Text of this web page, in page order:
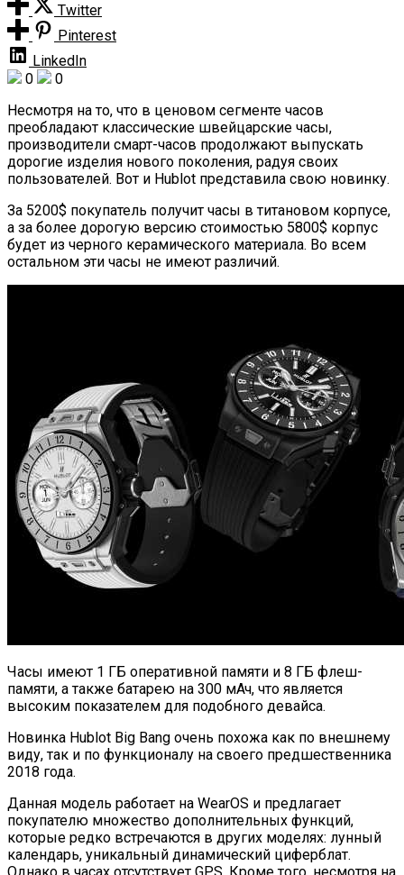
Twitter
Pinterest
LinkedIn
0
0
Несмотря на то, что в ценовом сегменте часов
преобладают классические швейцарские часы,
производители смарт-часов продолжают выпускать
дорогие изделия нового поколения, радуя своих
пользователей. Вот и Hublot представила свою новинку.
За 5200$ покупатель получит часы в титановом корпусе,
а за более дорогую версию стоимостью 5800$ корпус
будет из черного керамического материала. Во всем
остальном эти часы не имеют различий.
Часы имеют 1 ГБ оперативной памяти и 8 ГБ флеш-
памяти, а также батарею на 300 мАч, что является
высоким показателем для подобного девайса.
Новинка Hublot Big Bang очень похожа как по внешнему
виду, так и по функционалу на своего предшественника
2018 года.
Данная модель работает на WearOS и предлагает
покупателю множество дополнительных функций,
которые редко встречаются в других моделях: лунный
календарь, уникальный динамический циферблат.
Однако в часах отсутствует GPS. Кроме того, несмотря на